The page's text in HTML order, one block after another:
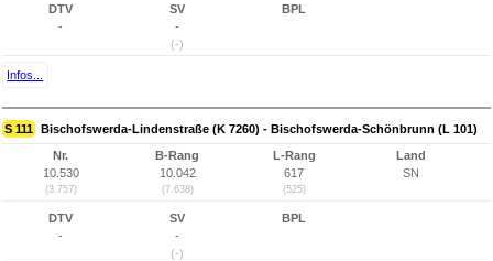
DTV
-
SV
-
(-)
BPL
Infos...
S 111 Bischofswerda-Lindenstraße (K 7260) - Bischofswerda-Schönbrunn (L 101)
Nr.
10.530
(3.757)
B-Rang
10.042
(7.638)
L-Rang
617
(525)
Land
SN
DTV
-
SV
-
(-)
BPL